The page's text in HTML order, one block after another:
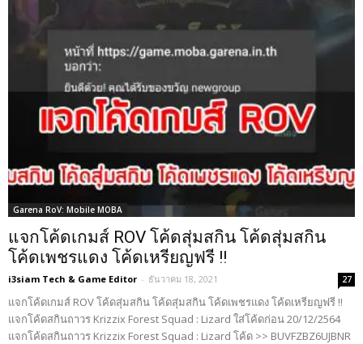
Garena RoV: Mobile MOBA
แจกโค้ดเกมส์ ROV โค้ดสุ่มสกิน โค้ดสุ่มสกิน
โค้ดเพชรแดง โค้ดเหรียญฟรี !!
i3siam Tech & Game Editor - ธันวาคม 18, 2021 27
แจกโค้ดเกมส์ ROV โค้ดสุ่มสกิน โค้ดสุ่มสกิน โค้ดเพชรแดง โค้ดเหรียญฟรี !!
แจกโค้ดสกินถาวร Krizzix Forest Squad : Lizard ใส่โค้ดก่อน 20/12/2564
แจกโค้ดสกินถาวร Krizzix Forest Squad : Lizard โค้ด >> BUVFZBZ6UJBNR